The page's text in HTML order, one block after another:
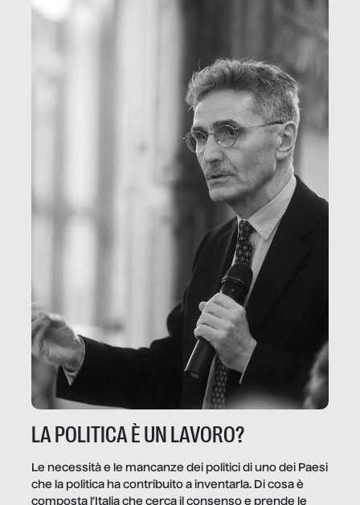
LA POLITICA È UN LAVORO?
Le necessità e le mancanze dei politici di uno dei Paesi
che la politica ha contribuito a inventarla. Di cosa è
composta l’Italia che cerca il consenso e prende le